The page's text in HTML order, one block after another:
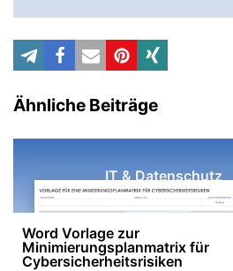
Ähnliche Beiträge
IT & Datenschutz
Word Vorlage zur
Minimierungsplanmatrix für
Cybersicherheitsrisiken